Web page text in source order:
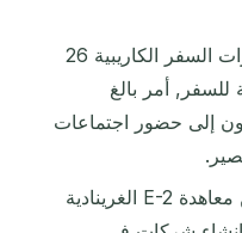
تُفتح جوازات السفر الكاريبية 26
أمر بالغ
إلى حضور اجتماعات
تُمكّن معاهدة E-2 الغرينادية